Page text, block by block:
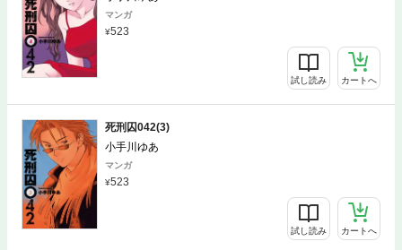
マンガ
523
試し読み カートへ
死刑囚042(3)
小手川ゆあ
マンガ
523
試し読み カートへ